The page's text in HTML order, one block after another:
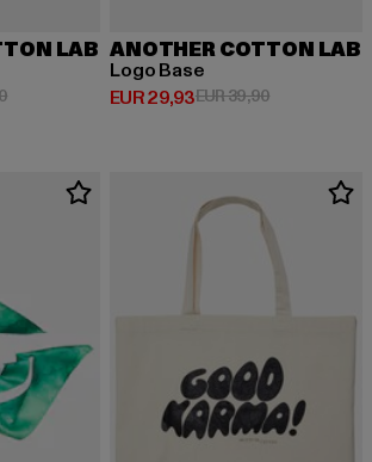
LAB
Actieprijs: EUR 39,90
ANOTHER COTTON LAB
Logo Base
EUR 29,93
Huidige prijs: EUR 29,93
EUR 39,90Actieprijs: